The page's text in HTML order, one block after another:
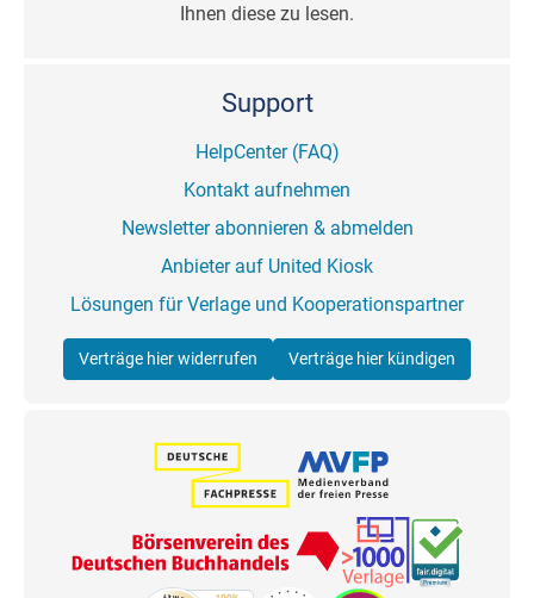
Ihnen diese zu lesen.
Support
HelpCenter (FAQ)
Kontakt aufnehmen
Newsletter abonnieren & abmelden
Anbieter auf United Kiosk
Lösungen für Verlage und Kooperationspartner
Verträge hier widerrufen Verträge hier kündigen